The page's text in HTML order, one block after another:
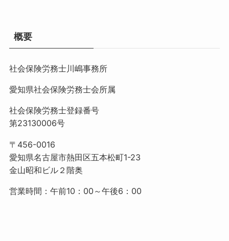
概要
社会保険労務士川嶋事務所
愛知県社会保険労務士会所属
社会保険労務士登録番号
第23130006号
〒456-0016
愛知県名古屋市熱田区五本松町1-23
金山昭和ビル２階奥
営業時間：午前10：00～午後6：00